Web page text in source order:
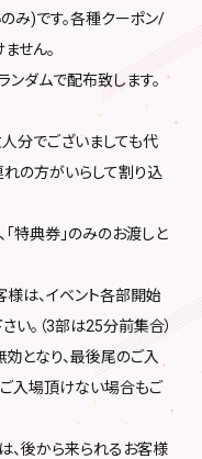
み)です。各種クーポン/
せん。
ダムで配布致します。
分でございましても代
れの方がいらして割り込
特典券」のみのお渡しと
は、イベント各部開始
い。（3部は25分前集合）
となり、最後尾のご入
ご入場頂けない場合もご
、後から来られるお客様